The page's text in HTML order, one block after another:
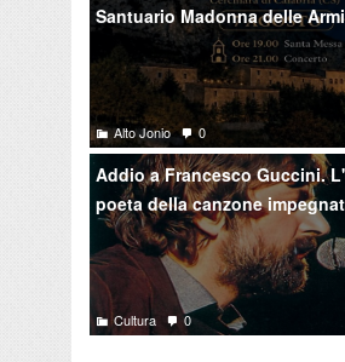
Santuario Madonna delle Armi
Alto Jonio 0
Addio a Francesco Guccini.
poeta della canzone
Cultura 0